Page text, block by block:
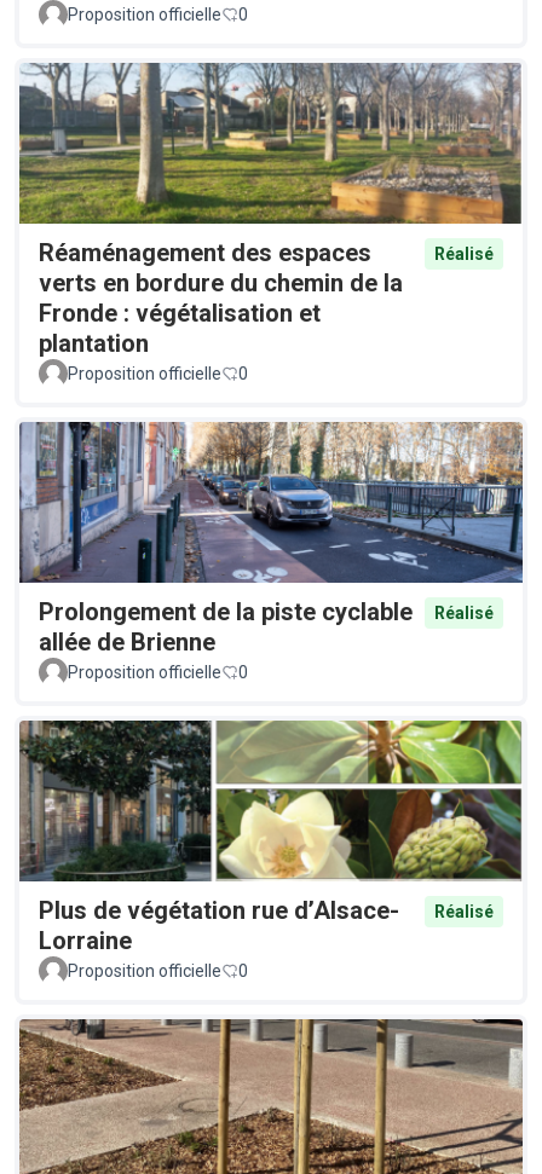
Proposition officielle 0
Réaménagement des espaces
verts en bordure du chemin de la
Fronde : végétalisation et
plantation
Réalisé
Proposition officielle 0
Prolongement de la piste cyclable
allée de Brienne
Réalisé
Proposition officielle 0
Plus de végétation rue d’Alsace-
Lorraine
Réalisé
Proposition officielle 0